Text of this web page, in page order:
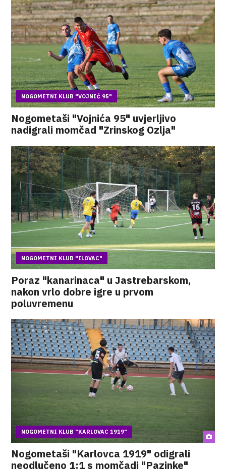
NOGOMETNI KLUB "VOJNIĆ 95"
Nogometaši "Vojnića 95" uvjerljivo
nadigrali momčad "Zrinskog Ozlja"
NOGOMETNI KLUB "ILOVAC"
Poraz "kanarinaca" u Jastrebarskom,
nakon vrlo dobre igre u prvom
poluvremenu
NOGOMETNI KLUB "KARLOVAC 1919"
Nogometaši "Karlovca 1919" odigrali
neodlučeno 1:1 s momčadi "Pazinke"